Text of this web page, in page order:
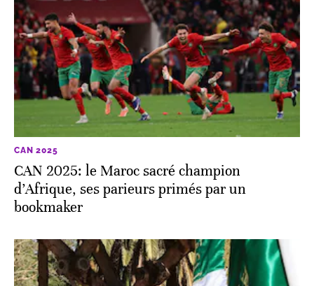
CAN 2025
CAN 2025: le Maroc sacré champion
d’Afrique, ses parieurs primés par un
bookmaker